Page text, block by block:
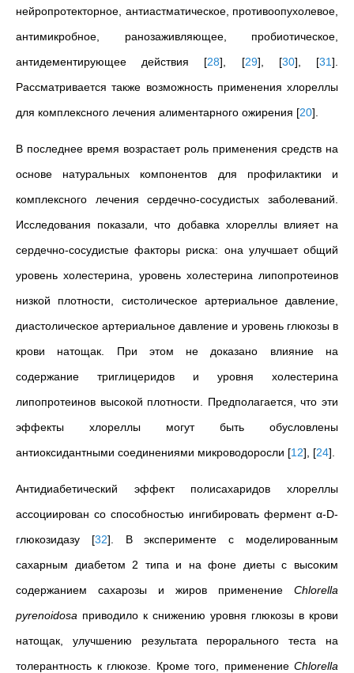
нейропротекторное, антиастматическое, противоопухолевое,
антимикробное, ранозаживляющее, пробиотическое,
антидементирующее действия [28] [29] [30] [31]
Рассматривается также возможность применения хлореллы
для комплексного лечения алиментарного ожирения [20]
В последнее время возрастает роль применения средств на
основе натуральных компонентов для профилактики и
комплексного лечения сердечно-сосудистых заболеваний.
Исследования показали, что добавка хлореллы влияет на
сердечно-сосудистые факторы риска: она улучшает общий
уровень холестерина, уровень холестерина липопротеинов
низкой плотности, систолическое артериальное давление,
диастолическое артериальное давление и уровень глюкозы в
крови натощак. При этом не доказано влияние на
содержание триглицеридов и уровня холестерина
липопротеинов высокой плотности. Предполагается, что эти
эффекты хлореллы могут быть обусловлены
антиоксидантными соединениями микроводоросли [12] [24]
Антидиабетический эффект полисахаридов хлореллы
ассоциирован со способностью ингибировать фермент α-D-
глюкозидазу [32] . В эксперименте с моделированным
сахарным диабетом 2 типа и на фоне диеты с высоким
содержанием сахарозы и жиров применение Chlorella
pyrenoidosa приводило к снижению уровня глюкозы в крови
натощак, улучшению результата перорального теста на
толерантность к глюкозе. Кроме того, применение Chlorella